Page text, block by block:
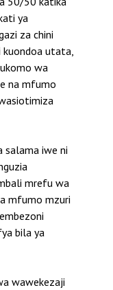
ya
za chini
utata,
wa
na mfumo
salama iwe ni
mrefu wa
mfumo mzuri
bila ya
wawekezaji